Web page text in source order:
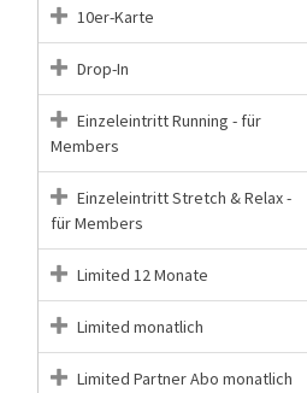
10er-Karte
Drop-In
Einzeleintritt Running - für
Members
Einzeleintritt Stretch & Relax -
für Members
Limited 12 Monate
Limited monatlich
Limited Partner Abo monatlich